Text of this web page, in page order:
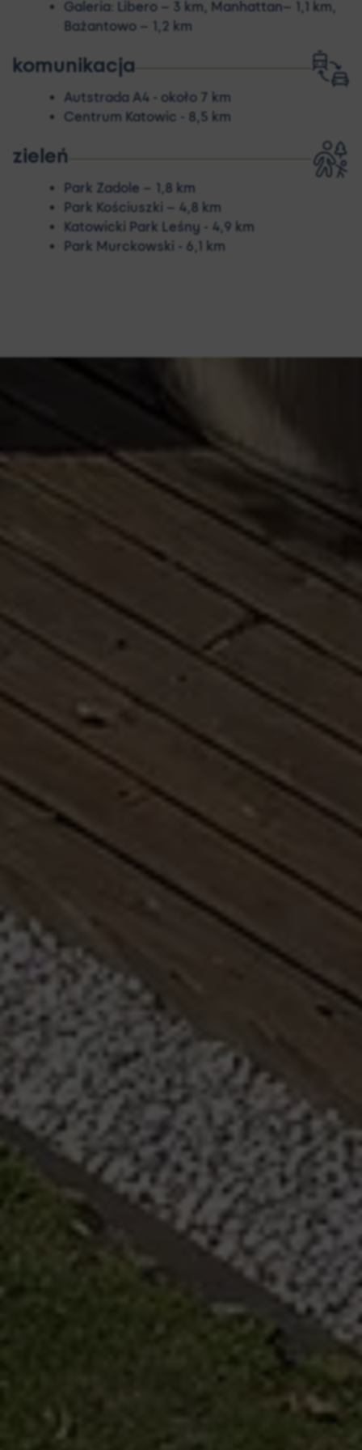
Galeria: Libero – 3 km, Manhattan– 1,1 km,
Bażantowo – 1,2 km
komunikacja
Autstrada A4 - około 7 km
Centrum Katowic - 8,5 km
zieleń
Park Zadole – 1,8 km
Park Kościuszki – 4,8 km
Katowicki Park Leśny - 4,9 km
Park Murckowski - 6,1 km